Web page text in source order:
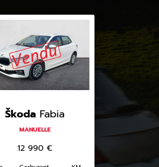
Škoda Fabia
MANUELLE
12 990 €